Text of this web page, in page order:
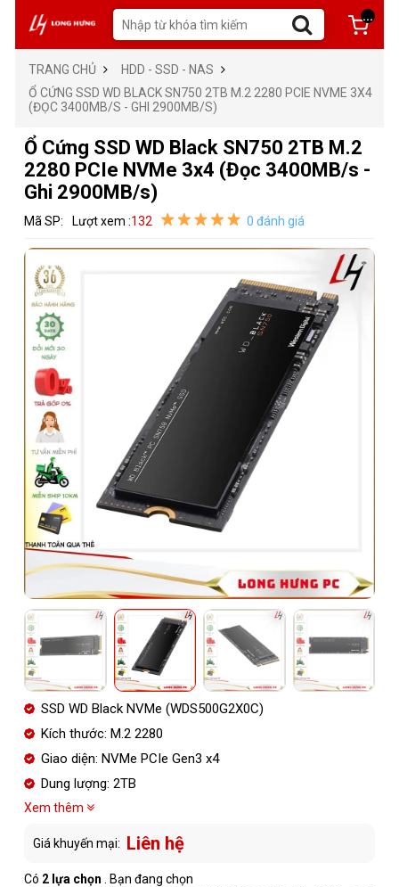
...
TRANG CHỦ
HDD - SSD - NAS
Ổ CỨNG SSD WD BLACK SN750 2TB M.2 2280 PCIE NVME 3X4
(ĐỌC 3400MB/S - GHI 2900MB/S)
Ổ Cứng SSD WD Black SN750 2TB M.2
2280 PCIe NVMe 3x4 (Đọc 3400MB/s -
Ghi 2900MB/s)
Mã SP: Lượt xem :132 0 đánh giá
SSD WD Black NVMe (WDS500G2X0C)
Kích thước: M.2 2280
Giao diện: NVMe PCIe Gen3 x4
Dung lượng: 2TB
Xem thêm
Giá khuyến mại: Liên hệ
Có 2 lựa chọn
. Bạn đang chọn